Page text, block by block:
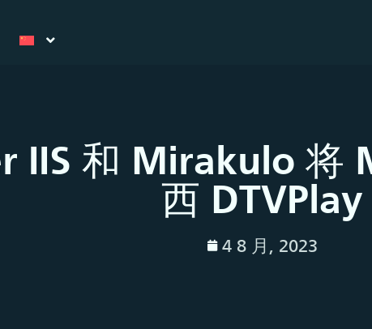
IIS 和 Mirakulo 将
西 DTVPlay
4 8 月, 2023